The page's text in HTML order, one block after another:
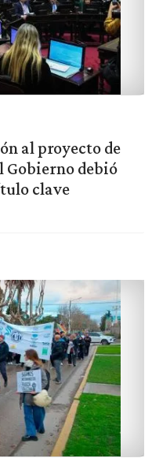
al proyecto de
Gobierno debió
clave